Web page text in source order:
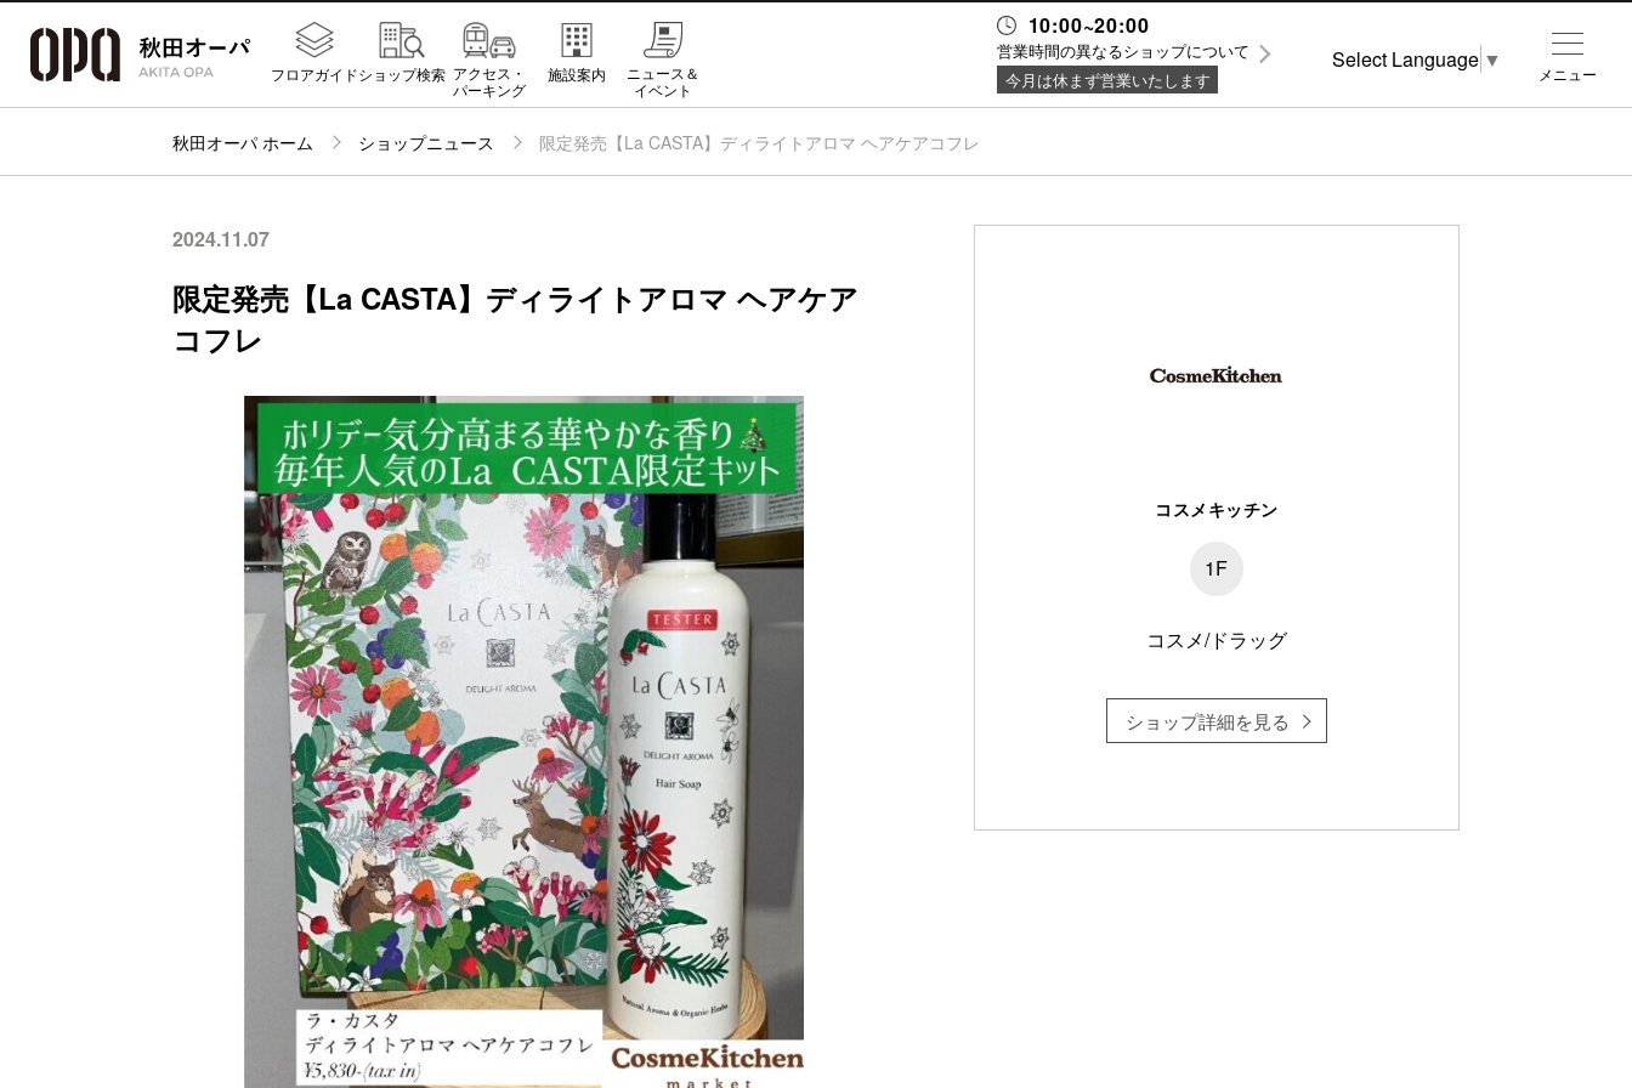
10:00~20:00
営業時間の異なるショップについて
今月は休まず営業いたします
フロアガイドショップ検索 アクセス・
パーキング
施設案内
ニュース＆
イベント
秋田オーパ ホーム ショップニュース 限定発売【La CASTA】ディライトアロマ ヘアケアコフレ
2024.11.07
限定発売【La CASTA】ディライトアロマ ヘアケア
コフレ
コスメキッチン
1F
コスメ/ドラッグ
ショップ詳細を見る
メニュー
Select Language ▼